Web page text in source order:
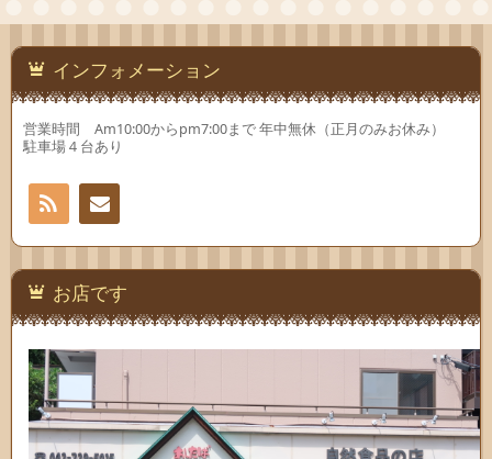
ン
ウ
で
開
き
ま
ま ン
ウ
で
開
き
ま
インフォメーション
営業時間 Am10:00からpm7:00まで 年中無休（正月のみお休み）
駐車場４台あり
お問
い合
わせ
お店です